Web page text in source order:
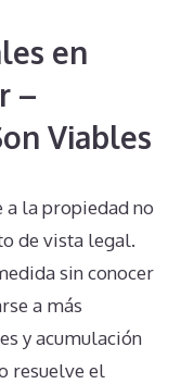
en
–
Viables
la propiedad no
de vista legal.
sin conocer
a más
y acumulación
resuelve el